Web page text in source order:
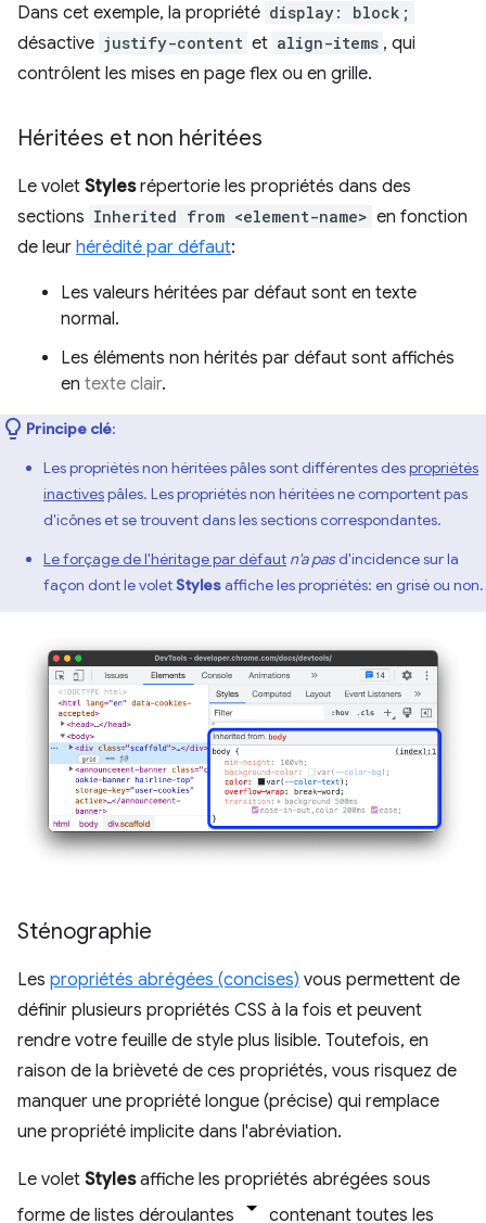
Dans cet exemple, la propriété display: block;
désactive justify-content et align-items , qui
contrôlent les mises en page flex ou en grille.
Héritées et non héritées
Le volet Stylesrépertorie les propriétés dans des
sections Inherited from <element-name> en fonction
de leur hérédité par défaut:
Les valeurs héritées par défaut sont en texte
normal.
Les éléments non hérités par défaut sont affichés
en texte clair.
Principe clé:
Les propriétés non héritées pâles sont différentes despropriétés
inactivespâles. Les propriétés non héritées ne comportent pas
d'icônes et se trouvent dans les sections correspondantes.
Le forçage de l'héritage par défaut n'a pasd'incidence sur la
façon dont le voletStylesaffiche les propriétés: en grisé ou non.
Sténographie
Les propriétés abrégées (concises) vous permettent de
définir plusieurs propriétés CSS à la fois et peuvent
rendre votre feuille de style plus lisible. Toutefois, en
raison de la brièveté de ces propriétés, vous risquez de
manquer une propriété longue (précise) qui remplace
une propriété implicite dans l'abréviation.
Le volet Stylesaffiche les propriétés abrégées sous
forme de listes déroulantes
contenant toutes les